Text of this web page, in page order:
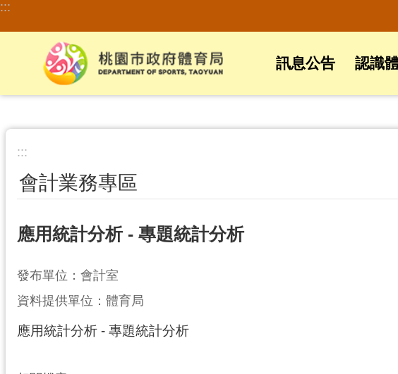
跳到主要內容區塊
:::
訊息公告
:::
會計業務專區
應用統計分析 - 專題統計分析
發布單位：會計室
資料提供單位：體育局
應用統計分析 - 專題統計分析